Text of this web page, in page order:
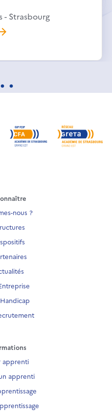
- Strasbourg
nous ?
apprenti
apprenti